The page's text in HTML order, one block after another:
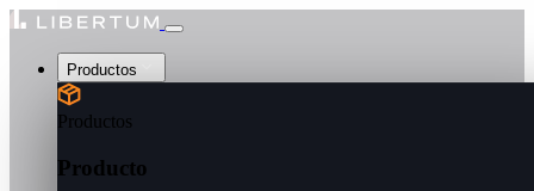
Productos
Productos
Producto